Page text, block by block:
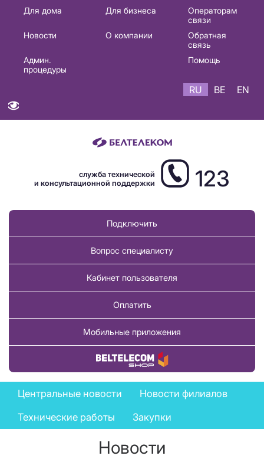
Основная
навигация
Для дома Для бизнеса
Операторам
связи
Новости
О компании
Обратная
связь
Админ.
процедуры
Помощь
RU BE EN
служба технической
и консультационной поддержки
123
Подключить
Вопрос специалисту
Кабинет пользователя
Оплатить
Мобильные приложения
Купить товар
News
menu
Центральные новости
Новости филиалов
Технические работы
Закупки
Новости